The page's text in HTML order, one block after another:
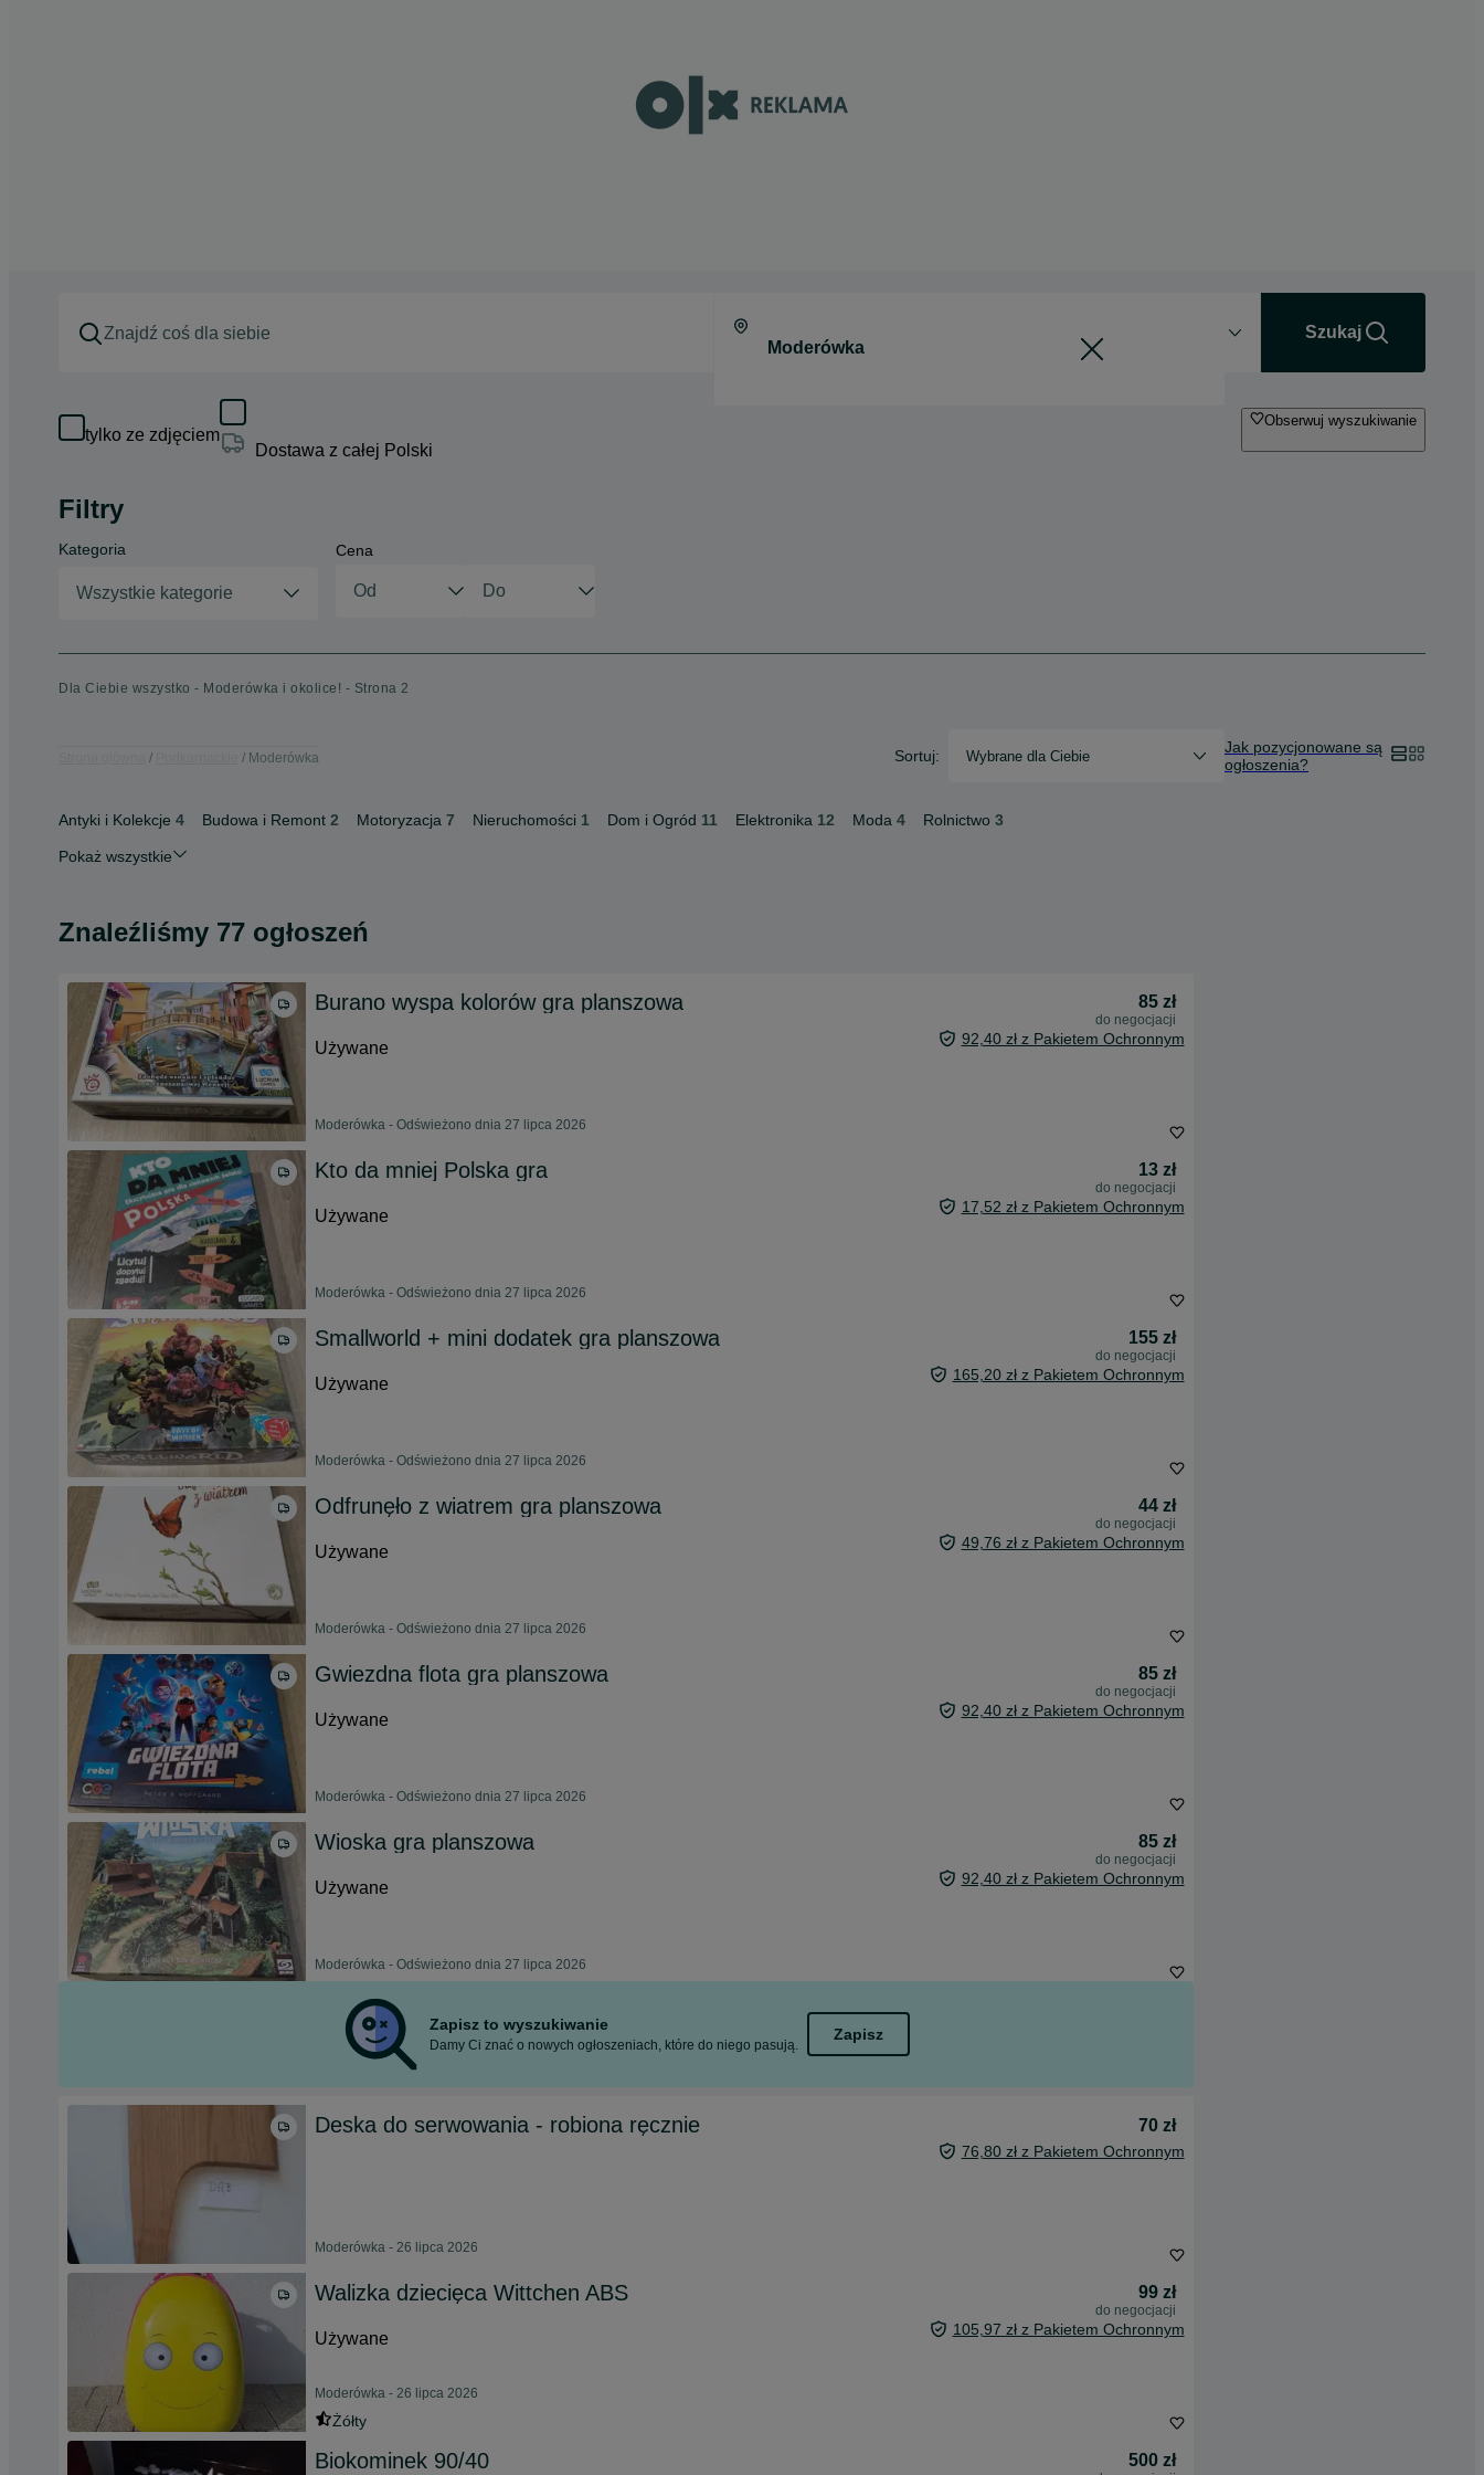
Szukaj
tylko ze zdjęciem
Dostawa z całej Polski
Obserwuj wyszukiwanie
Filtry
Kategoria
Wszystkie kategorie
Cena
Dla Ciebie wszystko - Moderówka i okolice! - Strona 2
Moderówka Sortuj: Wybrane dla Ciebie
Jak pozycjonowane są
ogłoszenia?
Antyki i Kolekcje 4 Budowa i Remont 2 Motoryzacja 7 Nieruchomości 1 Dom i Ogród 11 Elektronika 12 Moda 4 Rolnictwo 3
Pokaż wszystkie
Znaleźliśmy 77 ogłoszeń
Burano wyspa kolorów gra planszowa 85 zł
do negocjacji
Używane 92,40 zł z Pakietem Ochronnym
Moderówka - Odświeżono dnia 27 lipca 2026
Kto da mniej Polska gra 13 zł
do negocjacji
Używane 17,52 zł z Pakietem Ochronnym
Moderówka - Odświeżono dnia 27 lipca 2026
Smallworld + mini dodatek gra planszowa 155 zł
do negocjacji
Używane 165,20 zł z Pakietem Ochronnym
Moderówka - Odświeżono dnia 27 lipca 2026
Odfrunęło z wiatrem gra planszowa 44 zł
do negocjacji
Używane 49,76 zł z Pakietem Ochronnym
Moderówka - Odświeżono dnia 27 lipca 2026
Gwiezdna flota gra planszowa 85 zł
do negocjacji
Używane 92,40 zł z Pakietem Ochronnym
Moderówka - Odświeżono dnia 27 lipca 2026
Wioska gra planszowa 85 zł
do negocjacji
Używane 92,40 zł z Pakietem Ochronnym
Moderówka - Odświeżono dnia 27 lipca 2026
Zapisz to wyszukiwanie
Damy Ci znać o nowych ogłoszeniach, które do niego pasują.
Zapisz
Deska do serwowania - robiona ręcznie 70 zł
76,80 zł z Pakietem Ochronnym
Moderówka - 26 lipca 2026
Walizka dziecięca Wittchen ABS 99 zł
do negocjacji
Używane 105,97 zł z Pakietem Ochronnym
Moderówka - 26 lipca 2026
Żółty
Biokominek 90/40 500 zł